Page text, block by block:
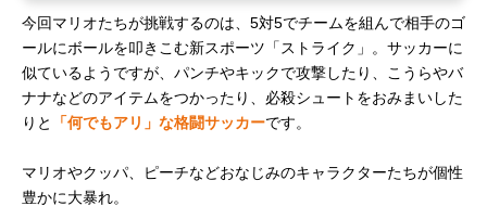
今回マリオたちが挑戦するのは、5対5でチームを組んで相手のゴ
ールにボールを叩きこむ新スポーツ「ストライク」。サッカーに
似ているようですが、パンチやキックで攻撃したり、こうらやバ
ナナなどのアイテムをつかったり、必殺シュートをおみまいした
りと
「何でもアリ」な格闘サッカーです。
マリオやクッパ、ピーチなどおなじみのキャラクターたちが個性
豊かに大暴れ。